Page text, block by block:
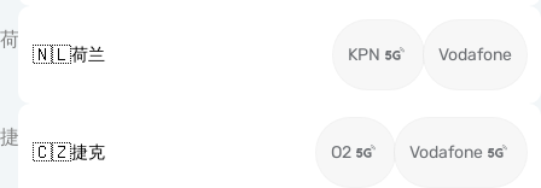
荷
🇳🇱荷兰 KPN Vodafone
捷
🇨🇿捷克 O2 Vodafone